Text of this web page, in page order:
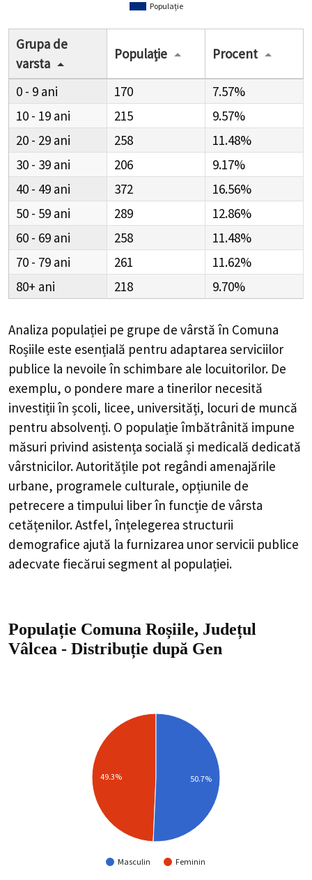
Populație
Grupa de
varsta
Populație Procent
0 - 9 170
7.57%
10 - 19
215
9.57%
20 - 29
258
11.48%
30 - 39
206
9.17%
40 - 49
372
16.56%
50 - 59
289
12.86%
60 - 69
258
11.48%
70 - 79
261
11.62%
80+
218 9.70%
Analiza populației pe grupe de vârstă în Comuna
Roșiile este esențială pentru adaptarea serviciilor
publice la nevoile în schimbare ale locuitorilor. De
exemplu, o pondere mare a tinerilor necesită
investiții în școli, licee, universități, locuri de muncă
pentru absolvenți. O populație îmbătrânită impune
măsuri privind asistența socială și medicală dedicată
vârstnicilor. Autoritățile pot regândi amenajările
urbane, programele culturale, opțiunile de
petrecere a timpului liber în funcție de vârsta
cetățenilor. Astfel, înțelegerea structurii
demografice ajută la furnizarea unor servicii publice
adecvate fiecărui segment al populației.
Populație Comuna Roșiile, Județul
Vâlcea - Distribuție după Gen
Masculin Feminin
49.3% 50.7%